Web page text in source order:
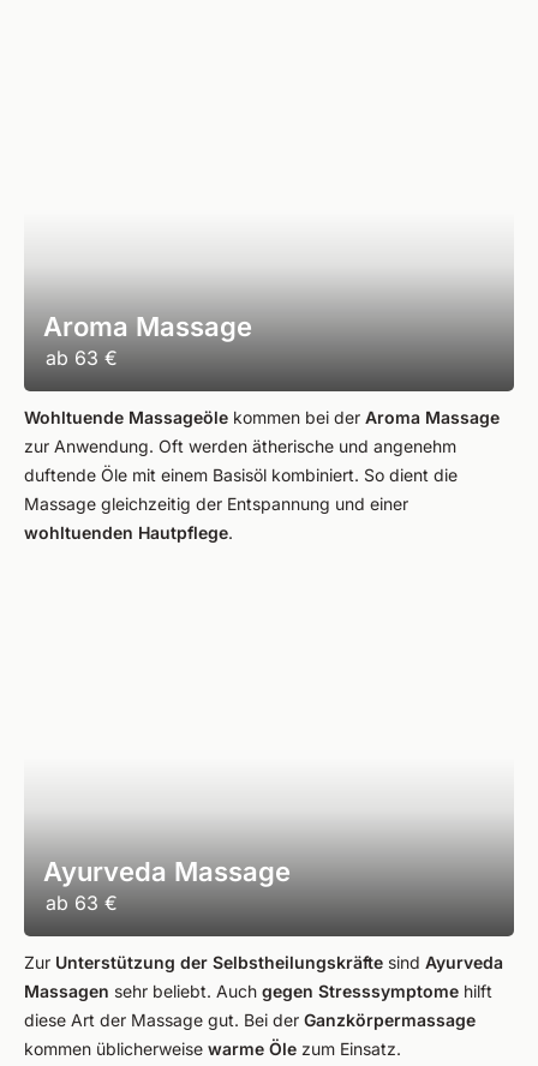
Aroma Massage
ab 63 €
Wohltuende Massageöle kommen bei der Aroma Massage
zur Anwendung. Oft werden ätherische und angenehm
duftende Öle mit einem Basisöl kombiniert. So dient die
Massage gleichzeitig der Entspannung und einer
wohltuenden Hautpflege.
Ayurveda Massage
ab 63 €
Zur Unterstützung der Selbstheilungskräfte sind Ayurveda
Massagen sehr beliebt. Auch gegen Stresssymptome hilft
diese Art der Massage gut. Bei der Ganzkörpermassage
kommen üblicherweise warme Öle zum Einsatz.